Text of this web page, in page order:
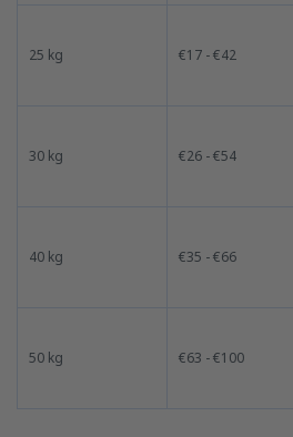
25 kg €17 - €42
30 kg €26 - €54
40 kg €35 - €66
50 kg €63 - €100